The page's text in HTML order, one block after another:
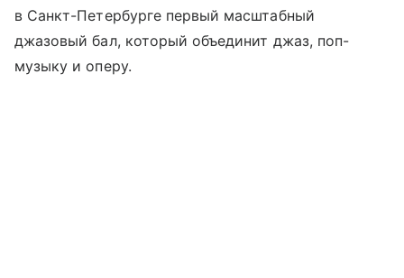
в Санкт-Петербурге первый масштабный
джазовый бал, который объединит джаз, поп-
музыку и оперу.